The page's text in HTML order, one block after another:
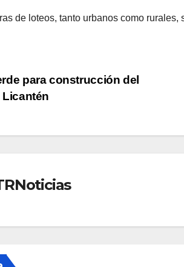
de loteos, tanto urbanos como rurales,
para construcción del